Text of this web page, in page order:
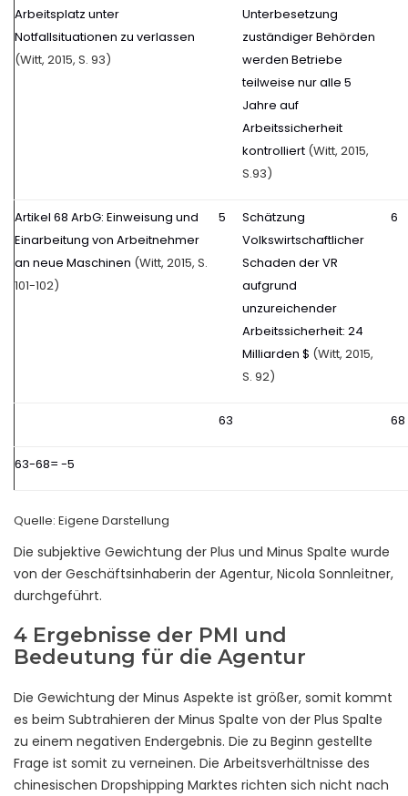
Arbeitsplatz unter
Notfallsituationen zu verlassen
(Witt, 2015, S. 93)
Unterbesetzung
zuständiger Behörden
werden Betriebe
teilweise nur alle 5
Jahre auf
Arbeitssicherheit
kontrolliert (Witt, 2015,
S.93)
Artikel 68 ArbG: Einweisung und
Einarbeitung von Arbeitnehmer
an neue Maschinen (Witt, 2015, S.
101-102)
5
Schätzung
Volkswirtschaftlicher
Schaden der VR
aufgrund
unzureichender
Arbeitssicherheit: 24
Milliarden $ (Witt, 2015,
S. 92)
6
63 68
63-68= -5
Quelle: Eigene Darstellung
Die subjektive Gewichtung der Plus und Minus Spalte wurde
von der Geschäftsinhaberin der Agentur, Nicola Sonnleitner,
durchgeführt.
4 Ergebnisse der PMI und
Bedeutung für die Agentur
Die Gewichtung der Minus Aspekte ist größer, somit kommt
es beim Subtrahieren der Minus Spalte von der Plus Spalte
zu einem negativen Endergebnis. Die zu Beginn gestellte
Frage ist somit zu verneinen. Die Arbeitsverhältnisse des
chinesischen Dropshipping Marktes richten sich nicht nach